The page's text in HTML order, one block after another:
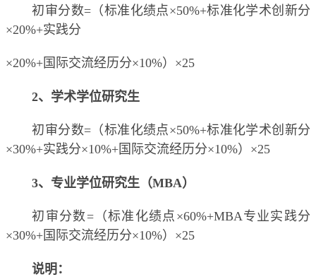
初审分数= （标准化绩点×50%+标准化学术创新分
×20%+实践分
×20%+国际交流经历分×10%） ×25
2、学术学位研究生
初审分数= （标准化绩点×50%+标准化学术创新分
×30%+实践分×10%+国际交流经历分×10%） ×25
3、专业学位研究生（MBA）
初审分数 =（标准化绩点 ×60%+MBA 专业实践分
×30%+国际交流经历分×10%） ×25
说明：